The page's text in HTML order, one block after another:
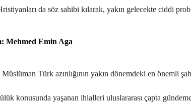
da söz sahibi kılarak, yakın gelecekte ciddi
Mehmed Emin Aga
Müslüman Türk azınlığının yakın dönemdeki en önemli
konusunda yaşanan ihlalleri uluslararası çapta